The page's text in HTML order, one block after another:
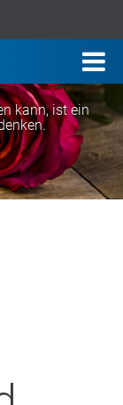
kann, ist ein